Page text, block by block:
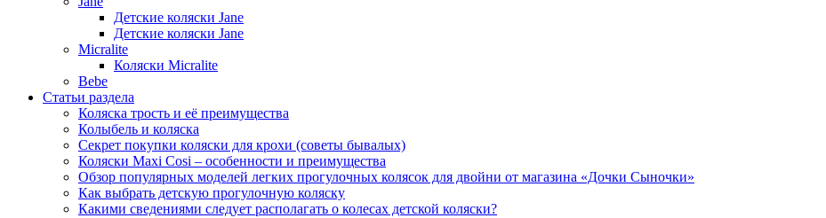
Детские коляски Jane
Детские коляски Jane
Micralite
Коляски Micralite
Bebe
Статьи раздела
Коляска трость и её преимущества
Колыбель и коляска
Секрет покупки коляски для крохи (советы бывалых)
Коляски Maxi Cosi – особенности и преимущества
Обзор популярных моделей легких прогулочных колясок для двойни от магазина «Дочки Сыночки»
Как выбрать детскую прогулочную коляску
Какими сведениями следует располагать о колесах детской коляски?